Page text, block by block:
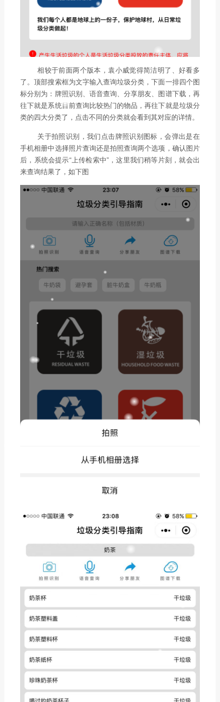
相较于前面两个版本，袁小威觉得简洁明了、好看多
了。顶部搜索框为文字输入查询垃圾分类，下面一排四个图
标分别为：牌照识别、语音查询、分享朋友、图谱下载，再
往下就是系统目前查询比较热门的物品，再往下就是垃圾分
类的四大分类了，点击不同的分类就会看到其对应的详情。
关于拍照识别，我们点击牌照识别图标，会弹出是在
手机相册中选择照片查询还是拍照查询两个选项，确认图片
后，系统会提示“上传检索中”，这里我们稍等片刻，就会出
来查询结果了，如下图